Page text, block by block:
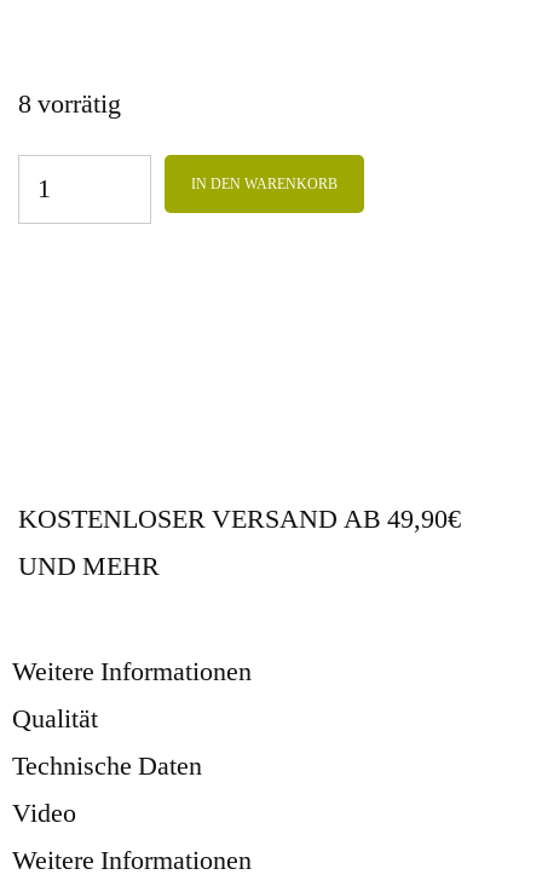
8 vorrätig
IN DEN WARENKORB
KOSTENLOSER VERSAND AB 49,90€
UND MEHR
Weitere Informationen
Qualität
Technische Daten
Video
Weitere Informationen